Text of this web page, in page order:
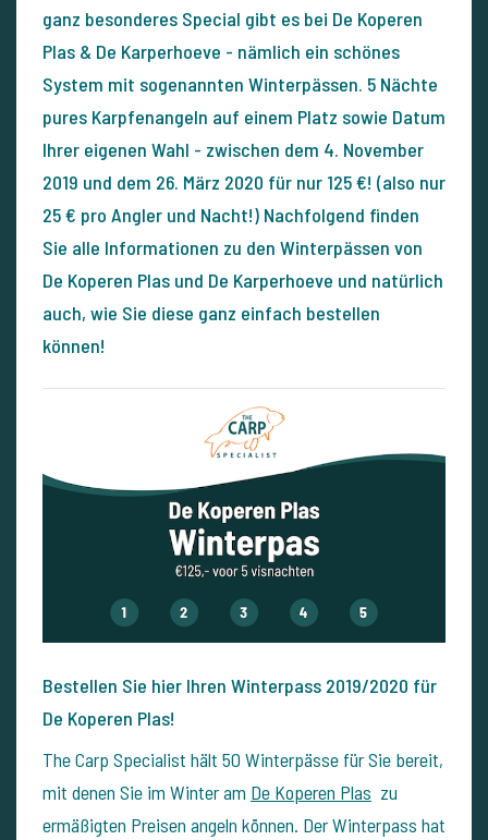
ganz besonderes Special gibt es bei De Koperen
Plas & De Karperhoeve - nämlich ein schönes
System mit sogenannten Winterpässen. 5 Nächte
pures Karpfenangeln auf einem Platz sowie Datum
Ihrer eigenen Wahl - zwischen dem 4. November
2019 und dem 26. März 2020 für nur 125 €! (also nur
25 € pro Angler und Nacht!) Nachfolgend finden
Sie alle Informationen zu den Winterpässen von
De Koperen Plas und De Karperhoeve und natürlich
auch, wie Sie diese ganz einfach bestellen
können!
Bestellen Sie hier Ihren Winterpass 2019/2020 für
De Koperen Plas!
The Carp Specialist hält 50 Winterpässe für Sie bereit,
mit denen Sie im Winter am De Koperen Plas zu
ermäßigten Preisen angeln können. Der Winterpass hat